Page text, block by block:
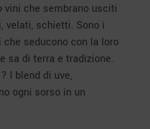
vini che sembrano usciti
velati, schietti. Sono i
seducono con la loro
sa di terra e tradizione.
I blend di uve,
ogni sorso in un